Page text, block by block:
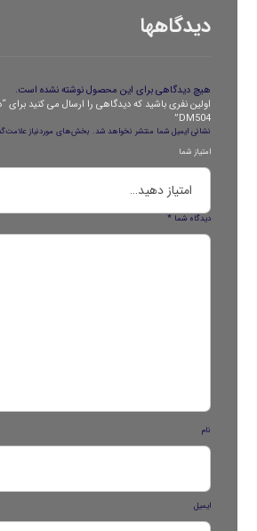
دیدگاهها
هیچ دیدگاهی برای این محصول نوشته نشده است.
اولین نفری باشید که دیدگاهی را ارسال می کنید برای
DM504”
نشانی ایمیل شما منتشر نخواهد شد. بخش‌های موردنیاز
امتیاز شما
دیدگاه شما*
نام
ایمیل